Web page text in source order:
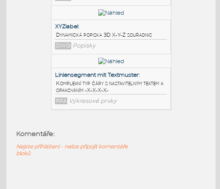
Automatický vytyčovací bod - popis
souřadnic X-Y
DWG
PTLABELR1:
Automatický vytyčovací bod - popis
souřadnic X-Y
DWG Popisky
DWG Popisky
Komentáře:
Nejste přihlášeni - nelze připojit komentáře
bloků